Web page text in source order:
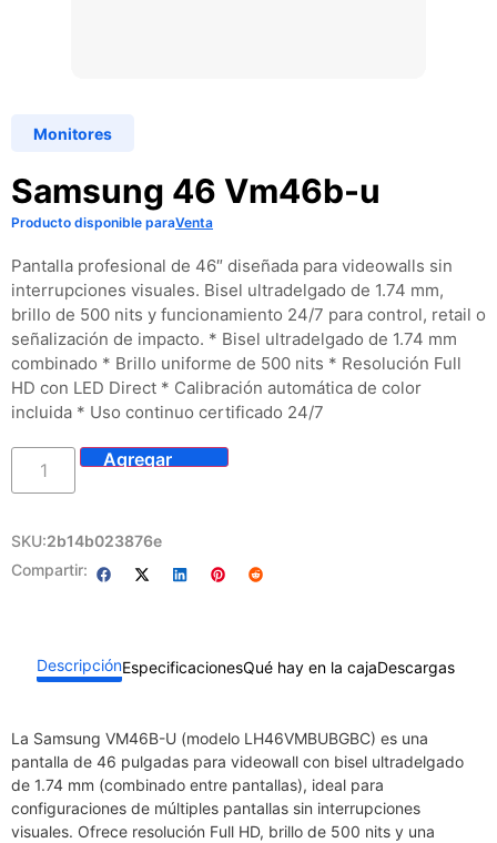
Monitores
Samsung 46 Vm46b-u
Producto disponible paraVenta
Pantalla profesional de 46″ diseñada para videowalls sin
interrupciones visuales. Bisel ultradelgado de 1.74 mm,
brillo de 500 nits y funcionamiento 24/7 para control, retail o
señalización de impacto. * Bisel ultradelgado de 1.74 mm
combinado * Brillo uniforme de 500 nits * Resolución Full
HD con LED Direct * Calibración automática de color
incluida * Uso continuo certificado 24/7
SKU:2b14b023876e
Compartir:
DescripciónEspecificacionesQué hay en la cajaDescargas
La Samsung VM46B-U (modelo LH46VMBUBGBC) es una
pantalla de 46 pulgadas para videowall con bisel ultradelgado
de 1.74 mm (combinado entre pantallas), ideal para
configuraciones de múltiples pantallas sin interrupciones
visuales. Ofrece resolución Full HD, brillo de 500 nits y una